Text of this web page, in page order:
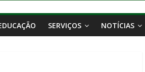
SERVIÇOS NOTÍCIAS